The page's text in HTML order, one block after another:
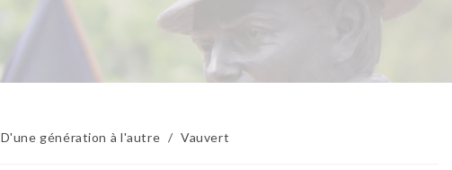
D'une génération à l'autre / Vauvert